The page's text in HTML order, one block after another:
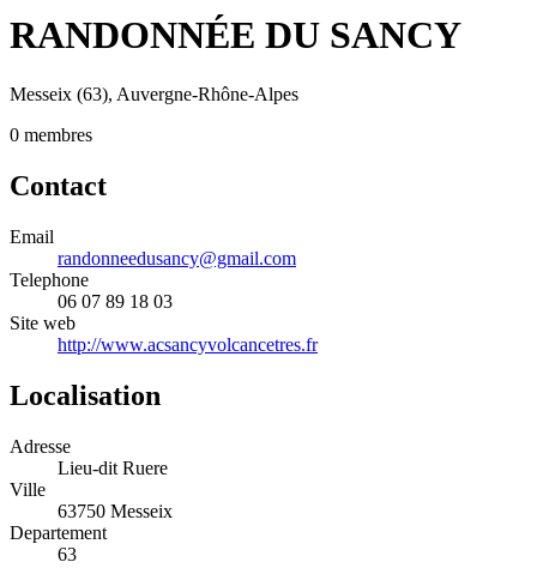
RANDONNÉE DU SANCY
Messeix (63), Auvergne-Rhône-Alpes
0 membres
Contact
Email
randonneedusancy@gmail.com
Telephone
06 07 89 18 03
Site web
http://www.acsancyvolcancetres.fr
Localisation
Adresse
Lieu-dit Ruere
Ville
63750 Messeix
Departement
63